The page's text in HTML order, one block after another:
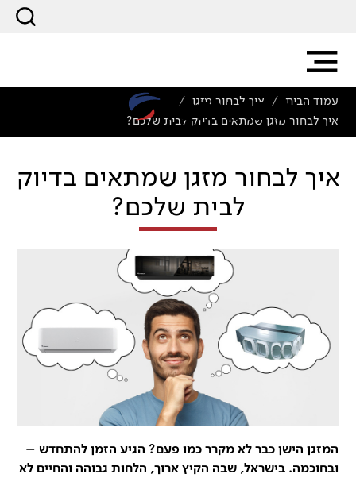
עמוד הבית / איך לבחור מזגן /
איך לבחור מזגן שמתאים בדיוק לבית שלכם?
איך לבחור מזגן שמתאים בדיוק
לבית שלכם?
המזגן הישן כבר לא מקרר כמו פעם? הגיע הזמן להתחדש –
ובחוכמה. בישראל, שבה הקיץ ארוך, הלחות גבוהה והחיים לא